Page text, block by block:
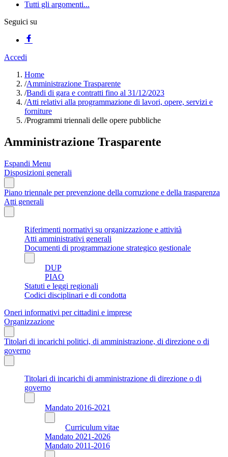
Tutti gli argomenti...
Seguici su
Accedi
Home
/Amministrazione Trasparente
/Bandi di gara e contratti fino al 31/12/2023
/Atti relativi alla programmazione di lavori, opere, servizi e
forniture
/Programmi triennali delle opere pubbliche
Amministrazione Trasparente
Espandi Menu
Disposizioni generali
Piano triennale per prevenzione della corruzione e della trasparenza
Atti generali
Riferimenti normativi su organizzazione e attività
Atti amministrativi generali
Documenti di programmazione strategico gestionale
DUP
PIAO
Statuti e leggi regionali
Codici disciplinari e di condotta
Oneri informativi per cittadini e imprese
Organizzazione
Titolari di incarichi politici, di amministrazione, di direzione o di
governo
Titolari di incarichi di amministrazione di direzione o di
governo
Mandato 2016-2021
Curriculum vitae
Mandato 2021-2026
Mandato 2011-2016